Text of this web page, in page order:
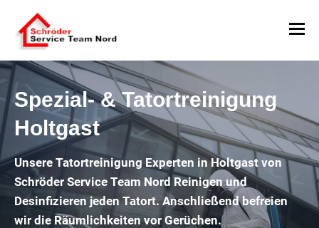
Spezial- & Tatortreinigung
Holtgast
Unsere Tatortreinigung Experten in Holtgast von
Schröder Service Team Nord Reinigen und
Desinfizieren jeden Tatort. Anschließend befreien
wir die Räumlichkeiten vor Gerüchen.